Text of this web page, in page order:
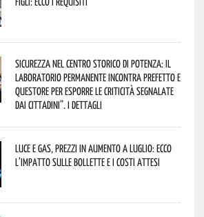
Sicurezza nel Centro Storico di Potenza: il
Laboratorio Permanente incontra Prefetto e
Questore per esporre le criticità segnalate
dai cittadini”. I dettagli
Luce e gas, prezzi in aumento a luglio: ecco
l’impatto sulle bollette e i costi attesi